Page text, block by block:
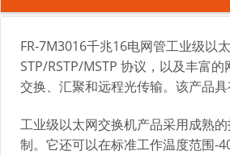
FR-7M3016千兆16电网管工业级以
STP/RSTP/MSTP 协议，以及丰富
交换、汇聚和远程光传输。该产品
工业级以太网交换机产品采用成熟
制。它还可以在标准工作温度范围-